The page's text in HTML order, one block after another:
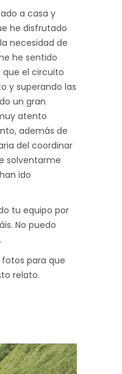
a casa y
he disfrutado
necesidad de
he sentido
que el circuito
y superando las
un gran
atento
además de
del coordinar
solventarme
ido
tu equipo por
No puedo
para que
relato.